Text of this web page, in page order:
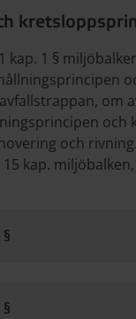
1 §
om
och
och
kap.